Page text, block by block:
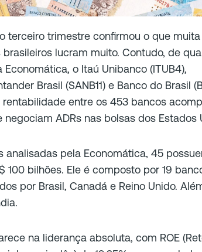
terceiro trimestre confirmou o que
lucram muito. Contudo, de
o Itaú Unibanco (ITUB4),
Brasil (SANB11) e Banco do Brasil
entre os 453 bancos
negociam ADRs nas bolsas dos Estados
analisadas pela Economática, 45
100 bilhões. Ele é composto por 19
por Brasil, Canadá e Reino Unido.
na liderança absoluta, com ROE